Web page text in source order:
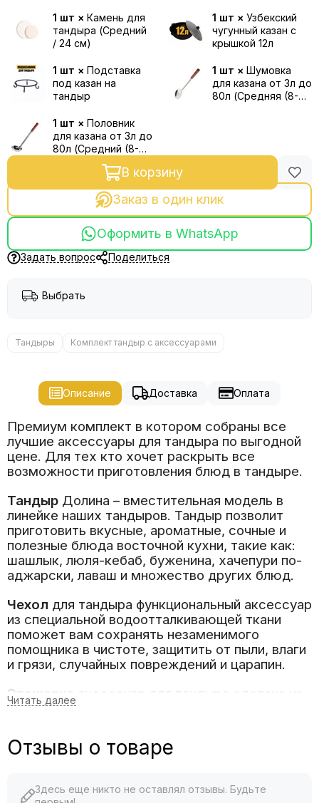
Творения Мира / 25
см / 40 см)
Творения Мира / 25
см / 40 см)
1 шт × Камень для
тандыра (Средний
/ 24 см)
1 шт × Узбекский
чугунный казан с
крышкой 12л
1 шт × Подставка
под казан на
тандыр
1 шт × Шумовка
для казана от 3л до
80л (Средняя (8-
1 шт × Половник
для казана от 3л до
80л (Средний (8-
12л) / 46 см)
В корзину
Заказ в один клик
Оформить в WhatsApp
Задать вопрос Поделиться
Выбрать
Тандыры Комплект тандыр с аксессуарами
Описание Доставка Оплата
Премиум комплект в котором собраны все
лучшие аксессуары для тандыра по выгодной
цене. Для тех кто хочет раскрыть все
возможности приготовления блюд в тандыре.
Тандыр Долина – вместительная модель в
линейке наших тандыров. Тандыр позволит
приготовить вкусные, ароматные, сочные и
полезные блюда восточной кухни, такие как:
шашлык, люля-кебаб, буженина, хачепури по-
аджарски, лаваш и множество других блюд.
Чехол для тандыра функциональный аксессуар
из специальной водоотталкивающей ткани
поможет вам сохранять незаменимого
помощника в чистоте, защитить от пыли, влаги
и грязи, случайных повреждений и царапин.
Этажерка
пищевойнержавеющей стали
овощей, так же с помощью специальных
камней для этажерки выпекают лепешки,
Ёлкааксессуар для тандыра со спицы на
Отзывы о товаре
Здесь еще никто не оставлял отзывы. Будьте